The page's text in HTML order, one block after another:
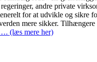
andre private
for at udvikle og sikre
mere sikker. Tilhængere
(læs mere her)